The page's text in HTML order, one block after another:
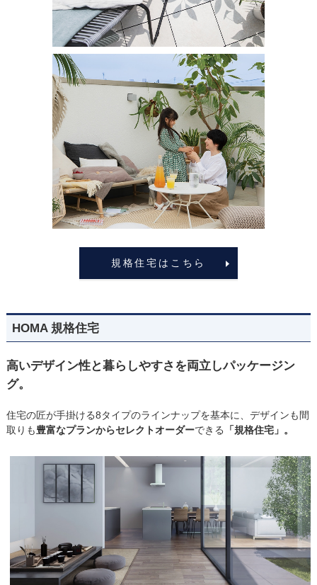
規格住宅はこちら
HOMA 規格住宅
高いデザイン性と暮らしやすさを両立しパッケージン
グ。
住宅の匠が手掛ける8タイプのラインナップを基本に、デザインも間
取りも豊富なプランからセレクトオーダーできる 「規格住宅」。